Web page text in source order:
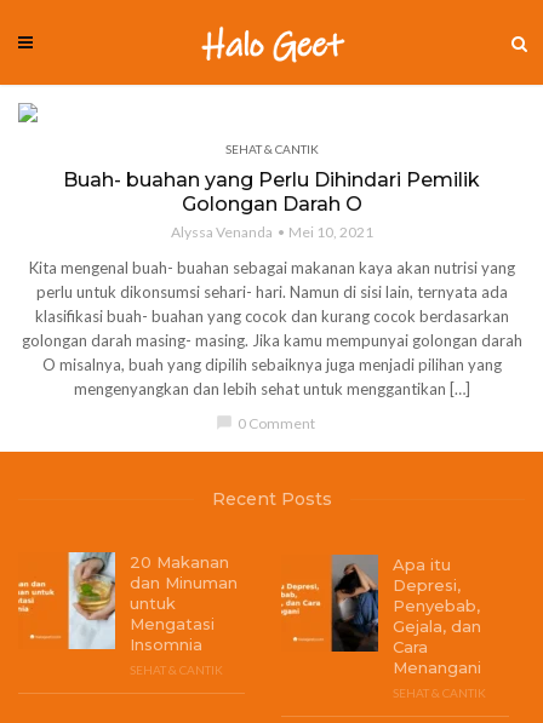
SEHAT & CANTIK
Buah- buahan yang Perlu Dihindari Pemilik
Golongan Darah O
Alyssa Venanda Mei 10, 2021
Kita mengenal buah- buahan sebagai makanan kaya akan nutrisi yang
perlu untuk dikonsumsi sehari- hari. Namun di sisi lain, ternyata ada
klasifikasi buah- buahan yang cocok dan kurang cocok berdasarkan
golongan darah masing- masing. Jika kamu mempunyai golongan darah
O misalnya, buah yang dipilih sebaiknya juga menjadi pilihan yang
mengenyangkan dan lebih sehat untuk menggantikan […]
chat_bubble 0 Comment
Recent Posts
20 Makanan
dan Minuman
untuk
Mengatasi
Insomnia
SEHAT & CANTIK
Apa itu
Depresi,
Penyebab,
Gejala, dan
Cara
Menangani
SEHAT & CANTIK